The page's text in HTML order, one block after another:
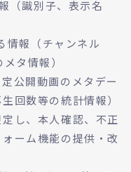
（識別子、表示名
報（チャンネル
タ情報）
公開動画のメタデー
回数等の統計情報）
し、本人確認、不正
ーム機能の提供・改